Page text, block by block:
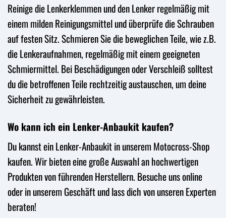
Reinige die Lenkerklemmen und den Lenker regelmäßig mit
einem milden Reinigungsmittel und überprüfe die Schrauben
auf festen Sitz. Schmieren Sie die beweglichen Teile, wie z.B.
die Lenkeraufnahmen, regelmäßig mit einem geeigneten
Schmiermittel. Bei Beschädigungen oder Verschleiß solltest
du die betroffenen Teile rechtzeitig austauschen, um deine
Sicherheit zu gewährleisten.
Wo kann ich ein Lenker-Anbaukit kaufen?
Du kannst ein Lenker-Anbaukit in unserem Motocross-Shop
kaufen. Wir bieten eine große Auswahl an hochwertigen
Produkten von führenden Herstellern. Besuche uns online
oder in unserem Geschäft und lass dich von unseren Experten
beraten!